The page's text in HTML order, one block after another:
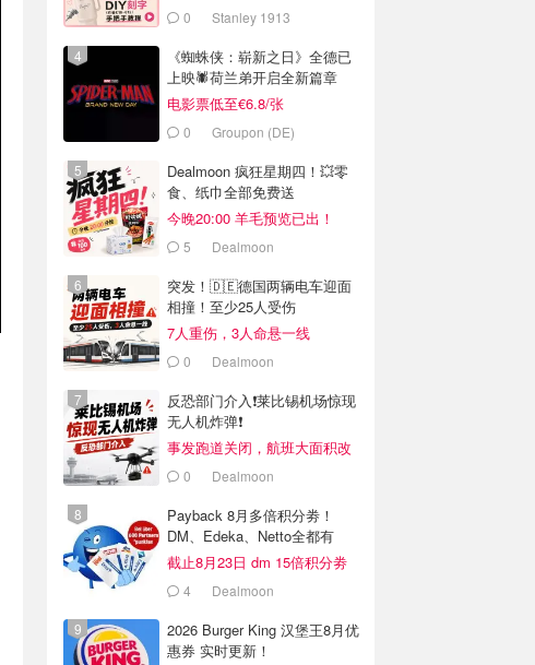
0 Stanley 1913
《蜘蛛侠：崭新之日》全德已
上映🕷️荷兰弟开启全新篇章
电影票低至€6.8/张
0 Groupon (DE)
Dealmoon 疯狂星期四！💥零
食、纸巾全部免费送
今晚20:00 羊毛预览已出！
5 Dealmoon
突发！🇩🇪德国两辆电车迎面
相撞！至少25人受伤
7人重伤，3人命悬一线
0 Dealmoon
反恐部门介入❗️莱比锡机场惊现
无人机炸弹❗️
事发跑道关闭，航班大面积改
道 0 Dealmoon
Payback 8月多倍积分劵！
DM、Edeka、Netto全都有
截止8月23日 dm 15倍积分劵
4 Dealmoon
2026 Burger King 汉堡王8月优
惠券 实时更新！